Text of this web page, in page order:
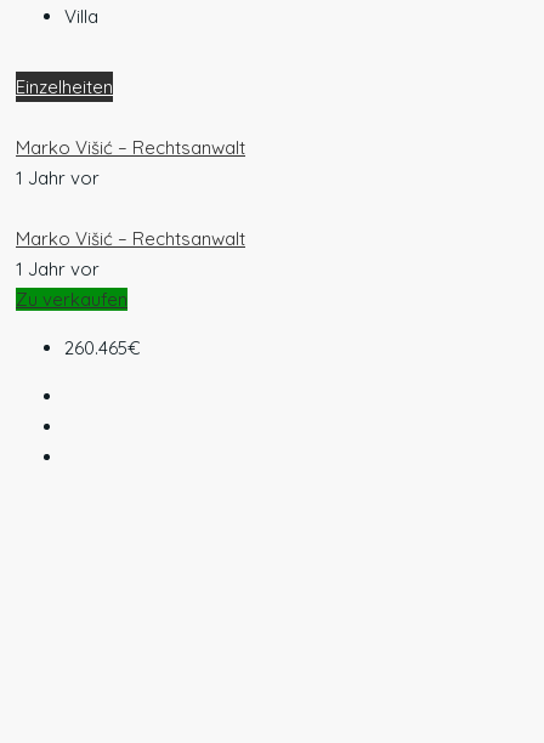
Villa
Einzelheiten
Marko Višić – Rechtsanwalt
1 Jahr vor
Marko Višić – Rechtsanwalt
1 Jahr vor
Zu verkaufen
260.465€